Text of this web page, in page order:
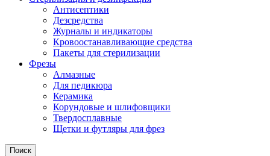
Антисептики
Дезсредства
Журналы и индикаторы
Кровоостанавливающие средства
Пакеты для стерилизации
Фрезы
Алмазные
Для педикюра
Керамика
Корундовые и шлифовщики
Твердосплавные
Щетки и футляры для фрез
Поиск